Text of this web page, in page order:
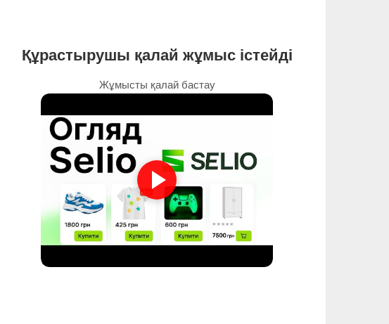
Құрастырушы қалай жұмыс істейді
Жұмысты қалай бастау